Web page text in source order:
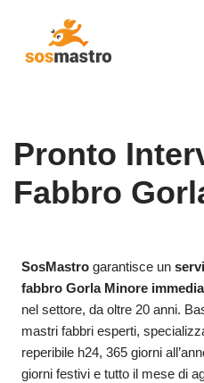
Pronto
Fabbro
SosMastro garantisce un
fabbro Gorla Minore
nel settore, da oltre 20 anni.
mastri fabbri esperti,
reperibile h24, 365 giorni
giorni festivi e tutto il mese di